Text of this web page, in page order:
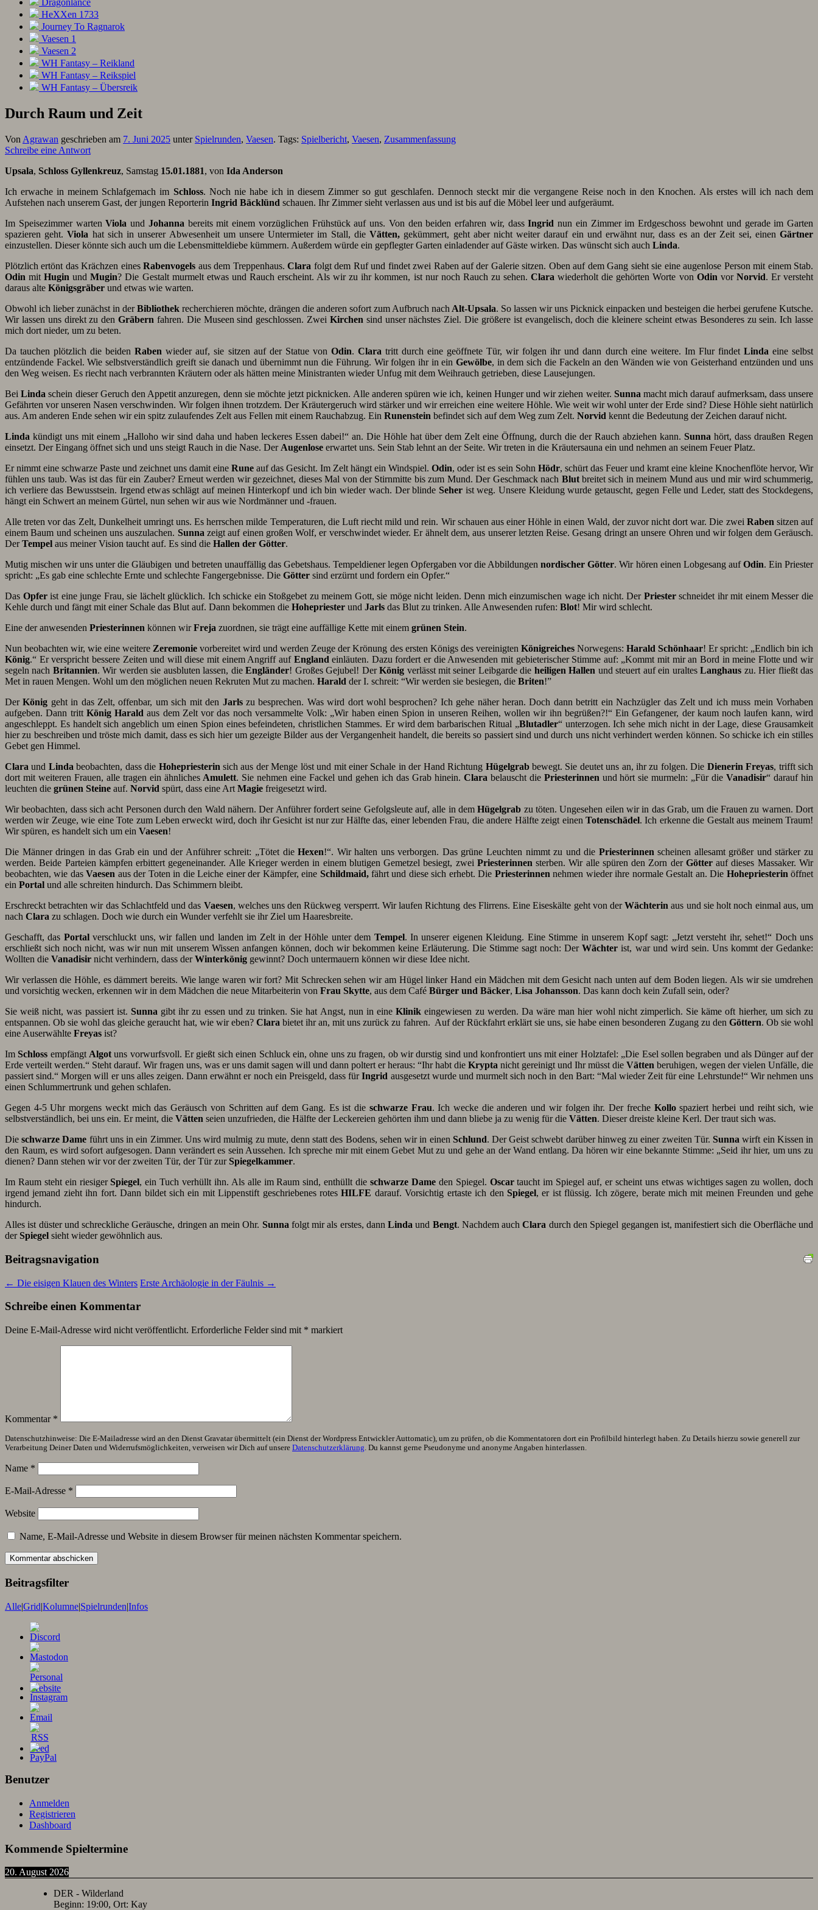
Dragonlance
HeXXen 1733
Journey To Ragnarok
Vaesen 1
Vaesen 2
WH Fantasy – Reikland
WH Fantasy – Reikspiel
WH Fantasy – Übersreik
Durch Raum und Zeit
Von Agrawan geschrieben am 7. Juni 2025 unter Spielrunden, Vaesen. Tags: Spielbericht, Vaesen, Zusammenfassung
Schreibe eine Antwort
Upsala, Schloss Gyllenkreuz, Samstag 15.01.1881, von Ida Anderson
Ich erwache in meinem Schlafgemach im Schloss. Noch nie habe ich in diesem Zimmer so gut geschlafen. Dennoch steckt mir die vergangene Reise noch in den Knochen. Als erstes will ich nach dem
Aufstehen nach unserem Gast, der jungen Reporterin Ingrid Bäcklünd schauen. Ihr Zimmer sieht verlassen aus und ist bis auf die Möbel leer und aufgeräumt.
Im Speisezimmer wartenViola und Johanna bereits mit einem vorzüglichen Frühstück auf uns. Von den beiden erfahren wir, dassIngrid nun ein Zimmer im Erdgeschoss bewohnt und gerade im Garten
spazieren geht.Viola hat sich in unserer Abwesenheit um unsere Untermieter im Stall, dieVätten, gekümmert, geht aber nicht weiter darauf ein und erwähnt nur, dass es an der Zeit sei, einen Gärtner
einzustellen. Dieser könnte sich auch um die Lebensmitteldiebe kümmern. Außerdem würde ein gepflegter Garten einladender auf Gäste wirken. Das wünscht sich auch Linda.
Plötzlich ertönt das Krächzen einesRabenvogels aus dem Treppenhaus.Clara folgt dem Ruf und findet zwei Raben auf der Galerie sitzen. Oben auf dem Gang sieht sie eine augenlose Person mit einem Stab.
Odin mitHugin undMugin? Die Gestalt murmelt etwas und Rauch erscheint. Als wir zu ihr kommen, ist nur noch Rauch zu sehen.Clara wiederholt die gehörten Worte von Odin vor Norvid. Er versteht
daraus alte Königsgräber und etwas wie warten.
Obwohl ich lieber zunächst in derBibliothek recherchieren möchte, drängen die anderen sofort zum Aufbruch nach Alt-Upsala. So lassen wir uns Picknick einpacken und besteigen die herbei gerufene Kutsche.
Wir lassen uns direkt zu denGräbern fahren. Die Museen sind geschlossen. Zwei Kirchen sind unser nächstes Ziel. Die größere ist evangelisch, doch die kleinere scheint etwas Besonderes zu sein. Ich lasse
mich dort nieder, um zu beten.
Da tauchen plötzlich die beidenRaben wieder auf, sie sitzen auf der Statue von Odin. Clara tritt durch eine geöffnete Tür, wir folgen ihr und dann durch eine weitere. Im Flur findet Linda eine selbst
entzündende Fackel. Wie selbstverständlich greift sie danach und übernimmt nun die Führung. Wir folgen ihr in einGewölbe, in dem sich die Fackeln an den Wänden wie von Geisterhand entzünden und uns
den Weg weisen. Es riecht nach verbrannten Kräutern oder als hätten meine Ministranten wieder Unfug mit dem Weihrauch getrieben, diese Lausejungen.
BeiLinda schein dieser Geruch den Appetit anzuregen, denn sie möchte jetzt picknicken. Alle anderen spüren wie ich, keinen Hunger und wir ziehen weiter. Sunna macht mich darauf aufmerksam, dass unsere
Gefährten vor unseren Nasen verschwinden. Wir folgen ihnen trotzdem. Der Kräutergeruch wird stärker und wir erreichen eine weitere Höhle. Wie weit wir wohl unter der Erde sind? Diese Höhle sieht natürlich
aus. Am anderen Ende sehen wir ein spitz zulaufendes Zelt aus Fellen mit einem Rauchabzug. Ein Runenstein befindet sich auf dem Weg zum Zelt. Norvid kennt die Bedeutung der Zeichen darauf nicht.
Linda kündigt uns mit einem „Halloho wir sind daha und haben leckeres Essen dabei!“ an. Die Höhle hat über dem Zelt eine Öffnung, durch die der Rauch abziehen kann. Sunna hört, dass draußen Regen
einsetzt. Der Eingang öffnet sich und uns steigt Rauch in die Nase. Der Augenlose erwartet uns. Sein Stab lehnt an der Seite. Wir treten in die Kräutersauna ein und nehmen an seinem Feuer Platz.
Er nimmt eine schwarze Paste und zeichnet uns damit eine Rune auf das Gesicht. Im Zelt hängt ein Windspiel. Odin, oder ist es sein Sohn Hödr, schürt das Feuer und kramt eine kleine Knochenflöte hervor, Wir
fühlen uns taub. Was ist das für ein Zauber? Erneut werden wir gezeichnet, dieses Mal von der Stirnmitte bis zum Mund. Der Geschmack nach Blutbreitet sich in meinem Mund aus und mir wird schummerig,
ich verliere das Bewusstsein. Irgend etwas schlägt auf meinen Hinterkopf und ich bin wieder wach. Der blinde Seherist weg. Unsere Kleidung wurde getauscht, gegen Felle und Leder, statt des Stockdegens,
hängt ein Schwert an meinem Gürtel, nun sehen wir aus wie Nordmänner und -frauen.
Alle treten vor das Zelt, Dunkelheit umringt uns. Es herrschen milde Temperaturen, die Luft riecht mild und rein. Wir schauen aus einer Höhle in einen Wald, der zuvor nicht dort war. Die zwei Raben sitzen auf
einem Baum und scheinen uns auszulachen. Sunna zeigt auf einen großen Wolf, er verschwindet wieder. Er ähnelt dem, aus unserer letzten Reise. Gesang dringt an unsere Ohren und wir folgen dem Geräusch.
DerTempel aus meiner Vision taucht auf. Es sind die Hallen der Götter.
Mutig mischen wir uns unter die Gläubigen und betreten unauffällig das Gebetshaus. Tempeldiener legen Opfergaben vor die Abbildungennordischer Götter. Wir hören einen Lobgesang aufOdin. Ein Priester
spricht: „Es gab eine schlechte Ernte und schlechte Fangergebnisse. Die Götter sind erzürnt und fordern ein Opfer.“
Das Opferist eine junge Frau, sie lächelt glücklich. Ich schicke ein Stoßgebet zu meinem Gott, sie möge nicht leiden. Denn mich einzumischen wage ich nicht. Der Priesterschneidet ihr mit einem Messer die
Kehle durch und fängt mit einer Schale das Blut auf. Dann bekommen die Hohepriester und Jarls das Blut zu trinken. Alle Anwesenden rufen: Blot! Mir wird schlecht.
Eine der anwesenden Priesterinnen können wirFreja zuordnen, sie trägt eine auffällige Kette mit einem grünen Stein.
Nun beobachten wir, wie eine weitere Zeremonie vorbereitet wird und werden Zeuge der Krönung des ersten Königs des vereinigten KönigreichesNorwegens: Harald Schönhaar! Er spricht: „Endlich bin ich
König.“ Er verspricht bessere Zeiten und will diese mit einem Angriff auf England einläuten. Dazu fordert er die Anwesenden mit gebieterischer Stimme auf: „Kommt mit mir an Bord in meine Flotte und wir
segeln nach Britannien. Wir werden sie ausbluten lassen, dieEngländer! Großes Gejubel! DerKönig verlässt mit seiner Leibgarde die heiligen Hallen und steuert auf ein uraltesLanghaus zu. Hier fließt das
Met in rauen Mengen. Wohl um den möglichen neuen Rekruten Mut zu machen. Harald der I. schreit: “Wir werden sie besiegen, die Briten!”
DerKönig geht in das Zelt, offenbar, um sich mit den Jarlszu besprechen. Was wird dort wohl besprochen? Ich gehe näher heran. Doch dann betritt ein Nachzügler das Zelt und ich muss mein Vorhaben
aufgeben. Dann tritt König Harald aus dem Zelt vor das noch versammelte Volk: „Wir haben einen Spion in unseren Reihen, wollen wir ihn begrüßen?!“ Ein Gefangener, der kaum noch laufen kann, wird
angeschleppt. Es handelt sich angeblich um einen Spion eines befeindeten, christlichen Stammes. Er wird dem barbarischen Ritual „Blutadler“ unterzogen. Ich sehe mich nicht in der Lage, diese Grausamkeit
hier zu beschreiben und tröste mich damit, dass es sich hier um gezeigte Bilder aus der Vergangenheit handelt, die bereits so passiert sind und durch uns nicht verhindert werden können. So schicke ich ein stilles
Gebet gen Himmel.
Clara und Linda beobachten, dass die Hohepriesterin sich aus der Menge löst und mit einer Schale in der Hand Richtung Hügelgrabbewegt. Sie deutet uns an, ihr zu folgen. Die Dienerin Freyas, trifft sich
dort mit weiteren Frauen, alle tragen ein ähnliches Amulett. Sie nehmen eine Fackel und gehen ich das Grab hinein. Clara belauscht die Priesterinnen und hört sie murmeln: „Für dieVanadisir“ darauf hin
leuchten die grünen Steine auf. Norvid spürt, dass eine Art Magie freigesetzt wird.
Wir beobachten, dass sich acht Personen durch den Wald nähern. Der Anführer fordert seine Gefolgsleute auf, alle in demHügelgrab zu töten. Ungesehen eilen wir in das Grab, um die Frauen zu warnen. Dort
werden wir Zeuge, wie eine Tote zum Leben erweckt wird, doch ihr Gesicht ist nur zur Hälfte das, einer lebenden Frau, die andere Hälfte zeigt einenTotenschädel. Ich erkenne die Gestalt aus meinem Traum!
Wir spüren, es handelt sich um ein Vaesen!
Die Männer dringen in das Grab ein und der Anführer schreit: „Tötet dieHexen!“. Wir halten uns verborgen. Das grüne Leuchten nimmt zu und die Priesterinnen scheinen allesamt größer und stärker zu
werden. Beide Parteien kämpfen erbittert gegeneinander. Alle Krieger werden in einem blutigen Gemetzel besiegt, zwei Priesterinnen sterben. Wir alle spüren den Zorn der Götterauf dieses Massaker. Wir
beobachten, wie dasVaesen aus der Toten in die Leiche einer der Kämpfer, eine Schildmaid,fährt und diese sich erhebt. Die Priesterinnen nehmen wieder ihre normale Gestalt an. Die Hohepriesterin öffnet
ein Portal und alle schreiten hindurch. Das Schimmern bleibt.
Erschreckt betrachten wir das Schlachtfeld und das Vaesen, welches uns den Rückweg versperrt. Wir laufen Richtung des Flirrens. Eine Eiseskälte geht von derWächterin aus und sie holt noch einmal aus, um
nach Clara zu schlagen. Doch wie durch ein Wunder verfehlt sie ihr Ziel um Haaresbreite.
Geschafft, das Portalverschluckt uns, wir fallen und landen im Zelt in der Höhle unter dem Tempel. In unserer eigenen Kleidung. Eine Stimme in unserem Kopf sagt: „Jetzt versteht ihr, sehet!“ Doch uns
erschließt sich noch nicht, was wir nun mit unserem Wissen anfangen können, doch wir bekommen keine Erläuterung. Die Stimme sagt noch: DerWächter ist, war und wird sein. Uns kommt der Gedanke:
Wollten die Vanadisir nicht verhindern, dass derWinterkönig gewinnt? Doch untermauern können wir diese Idee nicht.
Wir verlassen die Höhle, es dämmert bereits. Wie lange waren wir fort? Mit Schrecken sehen wir am Hügel linker Hand ein Mädchen mit dem Gesicht nach unten auf dem Boden liegen. Als wir sie umdrehen
und vorsichtig wecken, erkennen wir in dem Mädchen die neue Mitarbeiterin von Frau Skytte, aus dem Café Bürger und Bäcker, Lisa Johansson. Das kann doch kein Zufall sein, oder?
Sie weiß nicht, was passiert ist. Sunna gibt ihr zu essen und zu trinken. Sie hat Angst, nun in eineKlinik eingewiesen zu werden. Da wäre man hier wohl nicht zimperlich. Sie käme oft hierher, um sich zu
entspannen. Ob sie wohl das gleiche geraucht hat, wie wir eben? Clara bietet ihr an, mit uns zurück zu fahren. Auf der Rückfahrt erklärt sie uns, sie habe einen besonderen Zugang zu den Göttern. Ob sie wohl
eine Auserwählte Freyas ist?
ImSchloss empfängt Algot uns vorwurfsvoll. Er gießt sich einen Schluck ein, ohne uns zu fragen, ob wir durstig sind und konfrontiert uns mit einer Holztafel: „Die Esel sollen begraben und als Dünger auf der
Erde verteilt werden.“ Steht darauf. Wir fragen uns, was er uns damit sagen will und dann poltert er heraus: “Ihr habt die Krypta nicht gereinigt und Ihr müsst die Vätten beruhigen, wegen der vielen Unfälle, die
passiert sind.“ Morgen will er uns alles zeigen. Dann erwähnt er noch ein Preisgeld, dass fürIngrid ausgesetzt wurde und murmelt sich noch in den Bart: “Mal wieder Zeit für eine Lehrstunde!“ Wir nehmen uns
einen Schlummertrunk und gehen schlafen.
Gegen 4-5 Uhr morgens weckt mich das Geräusch von Schritten auf dem Gang. Es ist die schwarze Frau. Ich wecke die anderen und wir folgen ihr. Der freche Kollospaziert herbei und reiht sich, wie
selbstverständlich, bei uns ein. Er meint, die Vätten seien unzufrieden, die Hälfte der Leckereien gehörten ihm und dann bliebe ja zu wenig für die Vätten. Dieser dreiste kleine Kerl. Der traut sich was.
Dieschwarze Dame führt uns in ein Zimmer. Uns wird mulmig zu mute, denn statt des Bodens, sehen wir in einen Schlund. Der Geist schwebt darüber hinweg zu einer zweiten Tür.Sunna wirft ein Kissen in
den Raum, es wird sofort aufgesogen. Dann verändert es sein Aussehen. Ich spreche mir mit einem Gebet Mut zu und gehe an der Wand entlang. Da hören wir eine bekannte Stimme: „Seid ihr hier, um uns zu
dienen? Dann stehen wir vor der zweiten Tür, der Tür zurSpiegelkammer.
Im Raum steht ein riesigerSpiegel, ein Tuch verhüllt ihn. Als alle im Raum sind, enthüllt dieschwarze Dameden Spiegel. Oscartaucht im Spiegel auf, er scheint uns etwas wichtiges sagen zu wollen, doch
irgend jemand zieht ihn fort. Dann bildet sich ein mit Lippenstift geschriebenes rotesHILFE darauf. Vorsichtig ertaste ich den Spiegel, er ist flüssig. Ich zögere, berate mich mit meinen Freunden und gehe
hindurch.
Alles ist düster und schreckliche Geräusche, dringen an mein Ohr. Sunna folgt mir als erstes, dannLinda und Bengt. Nachdem auchClara durch den Spiegel gegangen ist, manifestiert sich die Oberfläche und
derSpiegel sieht wieder gewöhnlich aus.
Beitragsnavigation
← Die eisigen Klauen des Winters Erste Archäologie in der Fäulnis →
Schreibe einen Kommentar
Deine E-Mail-Adresse wird nicht veröffentlicht. Erforderliche Felder sind mit * markiert
Kommentar *
Datenschutzhinweise: Die E-Mailadresse wird an den Dienst Gravatar übermittelt (ein Dienst der Wordpress Entwickler Auttomatic), um zu prüfen, ob die Kommentatoren dort ein Profilbild hinterlegt haben. Zu Details hierzu sowie generell zur
Verarbeitung Deiner Daten und Widerrufsmöglichkeiten, verweisen wir Dich auf unsere Datenschutzerklärung. Du kannst gerne Pseudonyme und anonyme Angaben hinterlassen.
Name *
E-Mail-Adresse *
Website
Name, E-Mail-Adresse und Website in diesem Browser für meinen nächsten Kommentar speichern.
Beitragsfilter
Alle|Grid|Kolumne|Spielrunden|Infos
Benutzer
Anmelden
Registrieren
Dashboard
Kommende Spieltermine
20. August 2026
DER - Wilderland
Beginn: 19:00, Ort: Kay